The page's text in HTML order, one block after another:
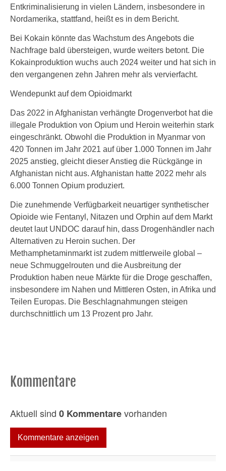
Entkriminalisierung in vielen Ländern, insbesondere in
Nordamerika, stattfand, heißt es in dem Bericht.
Bei Kokain könnte das Wachstum des Angebots die
Nachfrage bald übersteigen, wurde weiters betont. Die
Kokainproduktion wuchs auch 2024 weiter und hat sich in
den vergangenen zehn Jahren mehr als vervierfacht.
Wendepunkt auf dem Opioidmarkt
Das 2022 in Afghanistan verhängte Drogenverbot hat die
illegale Produktion von Opium und Heroin weiterhin stark
eingeschränkt. Obwohl die Produktion in Myanmar von
420 Tonnen im Jahr 2021 auf über 1.000 Tonnen im Jahr
2025 anstieg, gleicht dieser Anstieg die Rückgänge in
Afghanistan nicht aus. Afghanistan hatte 2022 mehr als
6.000 Tonnen Opium produziert.
Die zunehmende Verfügbarkeit neuartiger synthetischer
Opioide wie Fentanyl, Nitazen und Orphin auf dem Markt
deutet laut UNDOC darauf hin, dass Drogenhändler nach
Alternativen zu Heroin suchen. Der
Methamphetaminmarkt ist zudem mittlerweile global –
neue Schmuggelrouten und die Ausbreitung der
Produktion haben neue Märkte für die Droge geschaffen,
insbesondere im Nahen und Mittleren Osten, in Afrika und
Teilen Europas. Die Beschlagnahmungen steigen
durchschnittlich um 13 Prozent pro Jahr.
Kommentare
Aktuell sind 0 Kommentarevorhanden
Kommentare anzeigen